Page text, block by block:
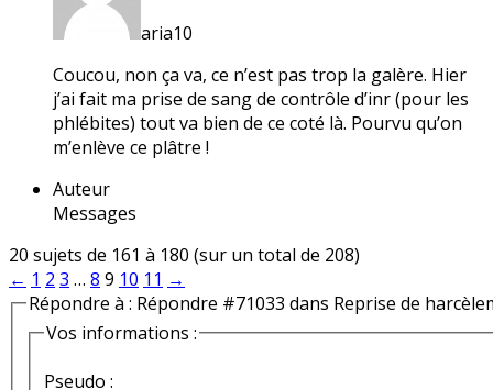
aria10
Coucou, non ça va, ce n’est pas trop la galère. Hier
j’ai fait ma prise de sang de contrôle d’inr (pour les
phlébites) tout va bien de ce coté là. Pourvu qu’on
m’enlève ce plâtre !
Auteur
Messages
20 sujets de 161 à 180 (sur un total de 208)
← 1 2 3 … 8 9 10 11 →
Répondre à : Répondre #71033 dans Reprise de
Vos informations :
Pseudo :